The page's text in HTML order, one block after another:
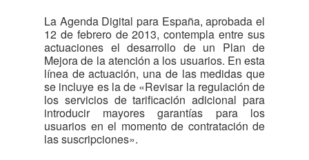
La Agenda Digital para España, aprobada el
12 de febrero de 2013, contempla entre sus
actuaciones el desarrollo de un Plan de
Mejora de la atención a los usuarios. En esta
línea de actuación, una de las medidas que
se incluye es la de «Revisar la regulación de
los servicios de tarificación adicional para
introducir mayores garantías para los
usuarios en el momento de contratación de
las suscripciones».